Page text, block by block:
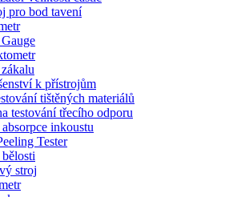
pro bod tavení
Gauge
k přístrojům
tištěných materiálů
testování třecího odporu
absorpce inkoustu
Tester
bělosti
stroj